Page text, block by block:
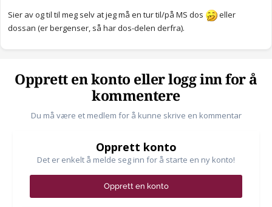
Sier av og til til meg selv at jeg må en tur til/på MS dos
eller
dossan (er bergenser, så har dos-delen derfra).
Opprett en konto eller logg inn for å
kommentere
Du må være et medlem for å kunne skrive en kommentar
Opprett konto
Det er enkelt å melde seg inn for å starte en ny konto!
Opprett en konto